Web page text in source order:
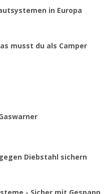
in Europa
musst du als Camper
Diebstahl sichern